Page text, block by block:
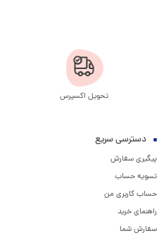
تحویل اکسپرس
دسترسی سریع
پیگیری سفارش
تسویه حساب
حساب کاربری من
راهنمای خرید
سفارش شما